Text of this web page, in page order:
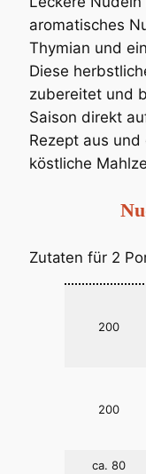
aromatisches
Thymian und
Diese
zubereitet und
Saison direkt
Rezept aus
köstliche
Zutaten für 2
200
200
ca. 80